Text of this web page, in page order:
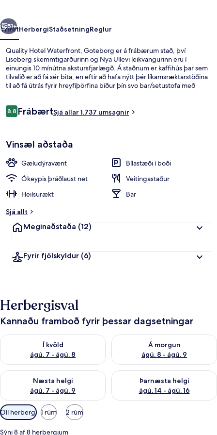
Næsta
51+
YfirlitHerbergiStaðsetningReglur
Quality Hotel Waterfront, Goteborg er á frábærum stað, því
Liseberg skemmtigarðurinn og Nya Ullevi leikvangurinn eru í
einungis 10 mínútna akstursfjarlægð. Á staðnum er kaffihús þar sem
tilvalið er að fá sér bita, en eftir að hafa nýtt þér líkamsræktarstöðina
til að fá útrás fyrir hreyfiþörfina bíður þín svo bar/setustofa með
staðinn eru sérstaklega ánægðir með eru hjálpsamt starfsfólk og
Jaegerdorffsplatsen sporvagnastoppistöðin í 7 mínútna.
Umsagnir
8,88,8 af 10
FrábærtSjá allar 1.737 umsagnir
Vinsæl aðstaða
Gæludýravænt
Bílastæði í boði
Ókeypis þráðlaust net
Veitingastaður
Heilsurækt
Bar
Sjá allt
Meginaðstaða (12)
Fyrir fjölskyldur (6)
Herbergisval
Kannaðu framboð fyrir þessar dagsetningar
Í kvöld
ágú. 7 - ágú. 8
Athuga framboð í kvöld ágú. 7 - ágú. 8
Á morgun
ágú. 8 - ágú. 9
Athuga framboð á morgun
Næsta helgi
ágú. 7 - ágú. 9
Athuga framboð næstu helgi ágú. 7 - ágú. 9
Þarnæsta helgi
ágú. 14 - ágú. 16
Athuga framboð þarnæstu
Síur
í
boði
Öll herbergi 1 rúm 2 rúm
Sýni 8 af 8 herbergjum